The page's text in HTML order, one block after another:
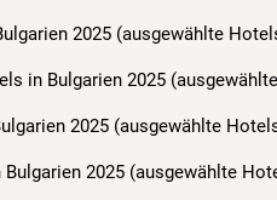
2025 (ausgewählte
in Bulgarien 2025
2025 (ausgewählte
2025 (ausgewählte